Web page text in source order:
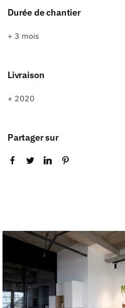
Durée de chantier
+ 3 mois
Livraison
+ 2020
Partager sur